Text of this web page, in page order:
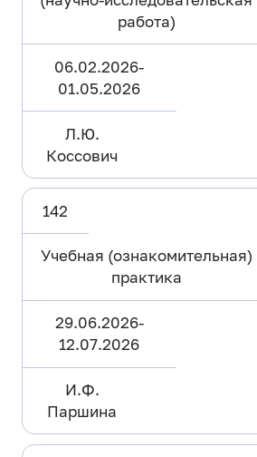
работа)
06.02.2026-
01.05.2026
Л.Ю.
Коссович
142
Учебная (ознакомительная)
практика
29.06.2026-
12.07.2026
И.Ф.
Паршина